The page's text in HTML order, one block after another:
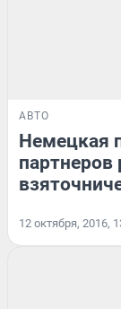
АВТО
Немецкая
партнеров
12 октября, 2016,